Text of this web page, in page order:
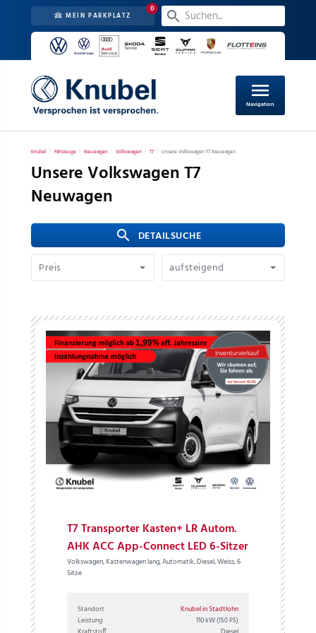
MEIN PARKPLATZ
0
menu
Navigation
Knubel Fahrzeuge Neuwagen Volkswagen T7 Unsere Volkswagen T7 Neuwagen
Unsere Volkswagen T7
Neuwagen
Preis aufsteigend
search DETAILSUCHE
T7 Transporter Kasten+ LR Autom.
AHK ACC App-Connect LED 6-Sitzer
Volkswagen, Kastenwagen lang, Automatik, Diesel, Weiss, 6
Sitze
Standort
Knubel in Stadtlohn
Leistung
110 kW(150 PS)